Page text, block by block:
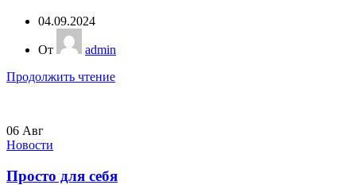
04.09.2024
От
admin
Продолжить чтение
06 Авг
Новости
Просто для себя